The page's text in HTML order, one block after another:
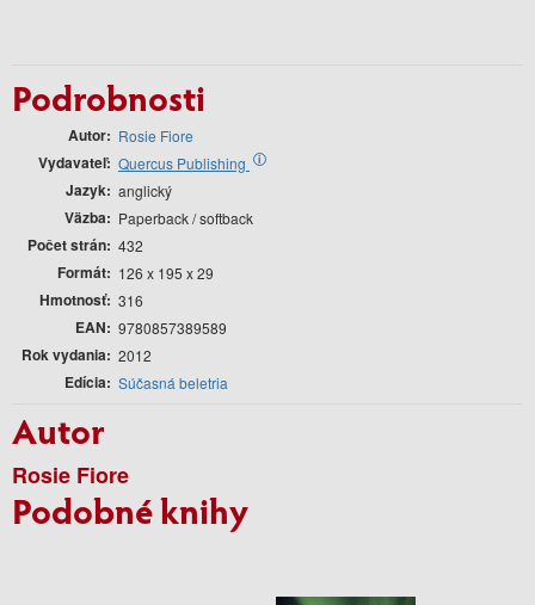
Podrobnosti
Autor Rosie Fiore
Vydavateľ Quercus Publishing i
Jazyk anglický
Väzba Paperback / softback
Počet strán 432
Formát 126 x 195 x 29
Hmotnosť 316
EAN 9780857389589
Rok vydania 2012
Edícia Súčasná beletria
Autor
Rosie Fiore
Podobné knihy